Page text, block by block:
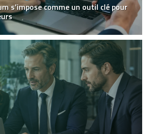
s’impose comme un outil clé pour